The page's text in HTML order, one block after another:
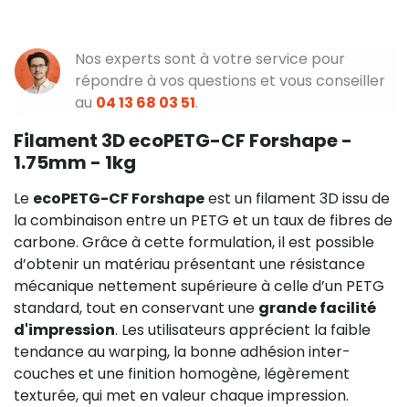
Nos experts sont à votre service pour
répondre à vos questions et vous conseiller
au 04 13 68 03 51.
Filament 3D ecoPETG-CF Forshape -
1.75mm - 1kg
Le ecoPETG-CF Forshapeest un filament 3D issu de
la combinaison entre un PETG et un taux de fibres de
carbone. Grâce à cette formulation, il est possible
d’obtenir un matériau présentant une résistance
mécanique nettement supérieure à celle d’un PETG
standard, tout en conservant une grande facilité
d'impression. Les utilisateurs apprécient la faible
tendance au warping, la bonne adhésion inter-
couches et une finition homogène, légèrement
texturée, qui met en valeur chaque impression.